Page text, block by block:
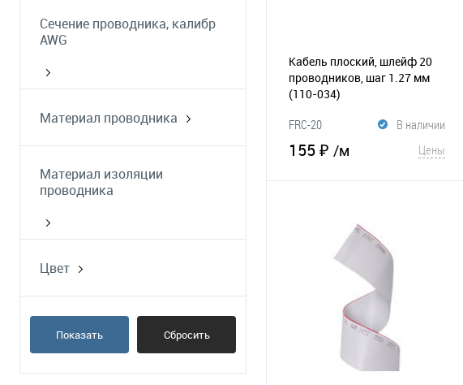
Сечение проводника, калибр
AWG
Материал проводника
Материал изоляции
проводника
Цвет
Показать Сбросить
Кабель плоский, шлейф 20
проводников, шаг 1.27 мм
(110-034)
В наличии
FRC-20
155 ₽ /м Цены
В избранное
сравнению